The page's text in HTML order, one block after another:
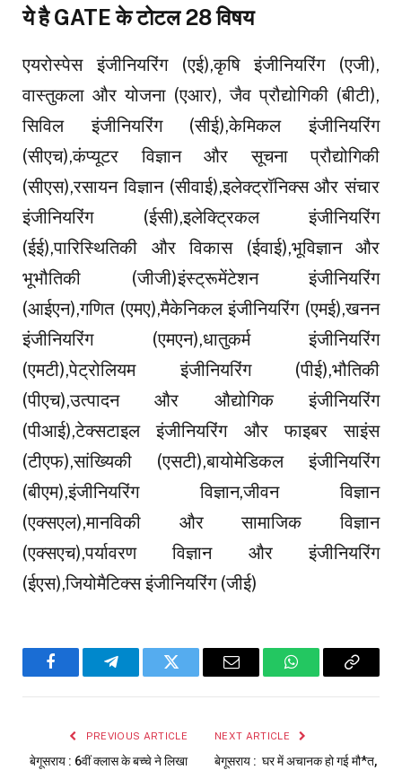
ये है GATE के टोटल 28 विषय
एयरोस्पेस इंजीनियरिंग (एई),कृषि इंजीनियरिंग (एजी),
वास्तुकला और योजना (एआर), जैव प्रौद्योगिकी (बीटी),
सिविल इंजीनियरिंग (सीई),केमिकल इंजीनियरिंग
(सीएच),कंप्यूटर विज्ञान और सूचना प्रौद्योगिकी
(सीएस),रसायन विज्ञान (सीवाई),इलेक्ट्रॉनिक्स और संचार
इंजीनियरिंग (ईसी),इलेक्ट्रिकल इंजीनियरिंग
(ईई),पारिस्थितिकी और विकास (ईवाई),भूविज्ञान और
भूभौतिकी (जीजी)इंस्ट्रूमेंटेशन इंजीनियरिंग
(आईएन),गणित (एमए),मैकेनिकल इंजीनियरिंग (एमई),खनन
इंजीनियरिंग (एमएन),धातुकर्म इंजीनियरिंग
(एमटी),पेट्रोलियम इंजीनियरिंग (पीई),भौतिकी
(पीएच),उत्पादन और औद्योगिक इंजीनियरिंग
(पीआई),टेक्सटाइल इंजीनियरिंग और फाइबर साइंस
(टीएफ),सांख्यिकी (एसटी),बायोमेडिकल इंजीनियरिंग
(बीएम),इंजीनियरिंग विज्ञान,जीवन विज्ञान
(एक्सएल),मानविकी और सामाजिक विज्ञान
(एक्सएच),पर्यावरण विज्ञान और इंजीनियरिंग
(ईएस),जियोमैटिक्स इंजीनियरिंग (जीई)
FacebookTelegramTwitter Email WhatsAppCopy
PREVIOUS ARTICLE
बेगूसराय : 6वीं क्लास के बच्चे ने लिखा
NEXT ARTICLE
बेगूसराय : घर में अचानक हो गई मौ*त,